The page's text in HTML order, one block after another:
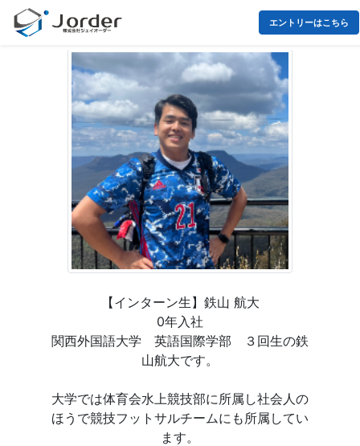
エントリーはこちら
【インターン生】鉄山 航大
0年入社
関西外国語大学 英語国際学部 ３回生の鉄
山航大です。
大学では体育会水上競技部に所属し社会人の
ほうで競技フットサルチームにも所属してい
ます。